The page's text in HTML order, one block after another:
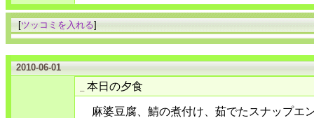
[ツッコミを入れる]
2010-06-01
本日の夕食
麻婆豆腐、鯖の煮付け、茹でたスナップエ